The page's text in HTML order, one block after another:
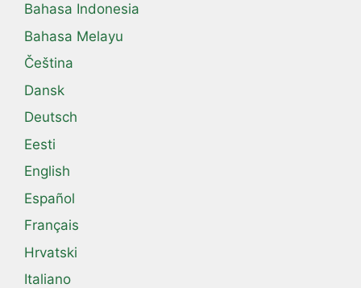
Bahasa Indonesia
Bahasa Melayu
Čeština
Dansk
Deutsch
Eesti
English
Español
Français
Hrvatski
Italiano